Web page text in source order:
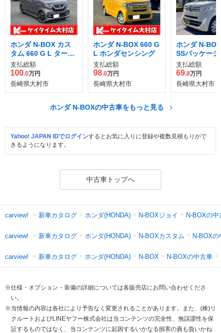
ホンダ N-BOX カス
タム 660 G L ターボ
ホンダセンシング
支払総額
100.0万円
長崎県大村市
ホンダ N-BOX 660 G
L ホンダセンシング
支払総額
98.0万円
長崎県大村市
ホンダ N-
SSパッケージ
支払総額
69.8万円
長崎県大村市
ホンダ N-BOXの中古車をもっと見る
Yahoo! JAPAN IDでログインするとお気に入りに登録や複数見積もりがで
きるようになります。
中古車トップへ
carview! 新車カタログ ホンダ(HONDA) N-BOXジョイ N-BOXの中
carview! 新車カタログ ホンダ(HONDA) N-BOXカスタム N-BOXの
carview! 新車カタログ ホンダ(HONDA) N-BOX N-BOXの中古車
※仕様・オプション・装備の詳細については各販売店にお問い合わせくださ
い。
※当情報の内容は各社により予告なく変更されることがあります。また、(株)リ
クルートおよびLINEヤフー株式会社は当コンテンツの完全性、無誤謬性を保
証するものではなく、当コンテンツに起因するいかなる損害の責も負いかね